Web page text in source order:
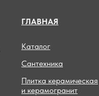
ГЛАВНАЯ
Каталог
Сантехника
Плитка керамическая
и керамогранит